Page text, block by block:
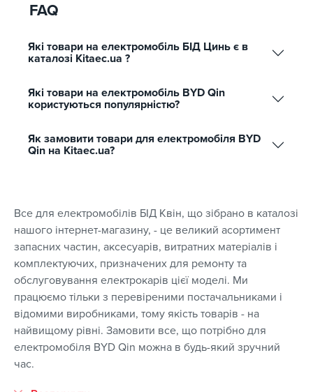
FAQ
Які товари на електромобіль БІД Цинь є в
каталозі Kitaec.ua ?
Які товари на електромобіль BYD Qin
користуються популярністю?
Як замовити товари для електромобіля BYD
Qin на Kitaec.ua?
Все для електромобілів БІД Квін, що зібрано в каталозі
нашого інтернет-магазину, - це великий асортимент
запасних частин, аксесуарів, витратних матеріалів і
комплектуючих, призначених для ремонту та
обслуговування електрокарів цієї моделі. Ми
працюємо тільки з перевіреними постачальниками і
відомими виробниками, тому якість товарів - на
найвищому рівні. Замовити все, що потрібно для
електромобіля BYD Qin можна в будь-який зручний
час.